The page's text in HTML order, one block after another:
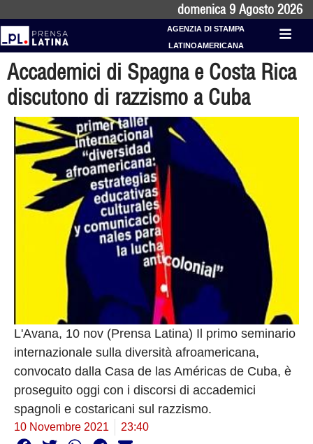
domenica 9 Agosto 2026
AGENZIA DI STAMPA
LATINOAMERICANA
Accademici di Spagna e Costa Rica
discutono di razzismo a Cuba
L'Avana, 10 nov (Prensa Latina) Il primo seminario
internazionale sulla diversità afroamericana,
convocato dalla Casa de las Américas de Cuba, è
proseguito oggi con i discorsi di accademici
spagnoli e costaricani sul razzismo.
10 Novembre 2021 23:40